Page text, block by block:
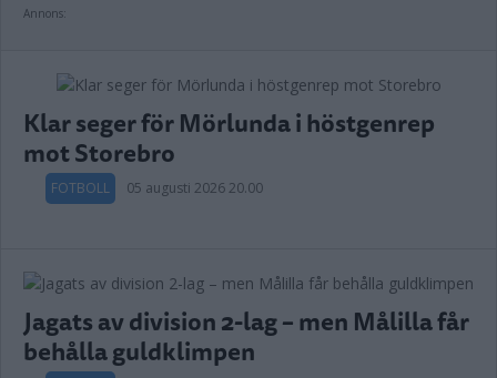
Annons:
Klar seger för Mörlunda i höstgenrep
mot Storebro
FOTBOLL 05 augusti 2026 20.00
Jagats av division 2-lag – men Målilla får
behålla guldklimpen